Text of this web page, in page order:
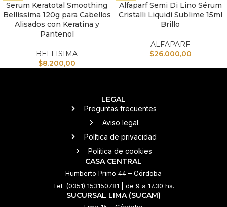
Serum Keratotal Smoothing
Bellissima 120g para Cabellos
Alisados con Keratina y
Pantenol
BELLISIMA
$8.200,00
Alfaparf Semi Di Lino Sérum
Cristalli Liquidi Sublime 15ml
Brillo
ALFAPARF
$26.000,00
LEGAL
Preguntas frecuentes
Aviso legal
Política de privacidad
Política de cookies
CASA CENTRAL
Humberto Primo 44 – Córdoba
Tel. (0351) 153150781 | de 9 a 17.30 hs.
SUCURSAL LIMA (SUCAM)